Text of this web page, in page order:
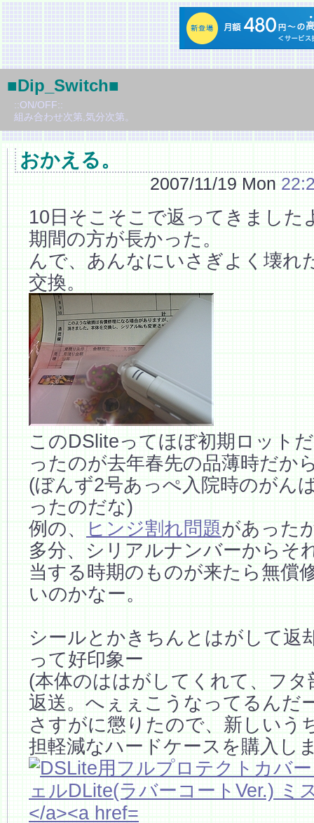
■Dip_Switch■
::ON/OFF::
組み合わせ次第,気分次第。
おかえる。
2007/11/19 Mon
10日そこそこで返ってきました
期間の方が長かった。
んで、あんなにいさぎよく壊れ
交換。
このDSliteってほぼ初期ロット
ったのが去年春先の品薄時だか
(ぼんず2号あっぺ入院時のがん
ったのだな)
例の、
ヒンジ割れ問題があった
多分、シリアルナンバーからそ
当する時期のものが来たら無償
いのかなー。
シールとかきちんとはがして返
って好印象ー
(本体のははがしてくれて、フタ
返送。へぇぇこうなってるんだ
さすがに懲りたので、新しいう
担軽減なハードケースを購入し